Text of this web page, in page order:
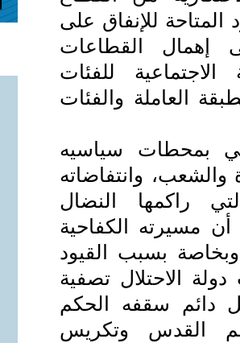
للإنفاق على
إهمال القطاعات
للفئات
العاملة والفئات
بمحطات سياسيه
والشعب، وانتفاضاته
راكمها النضال
أن مسيرته الكفاحية
بسبب القيود
الاحتلال تصفية
دائم سقفه الحكم
القدس وتكريس